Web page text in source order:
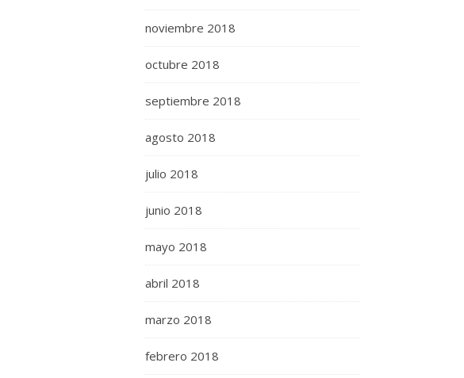
noviembre 2018
octubre 2018
septiembre 2018
agosto 2018
julio 2018
junio 2018
mayo 2018
abril 2018
marzo 2018
febrero 2018